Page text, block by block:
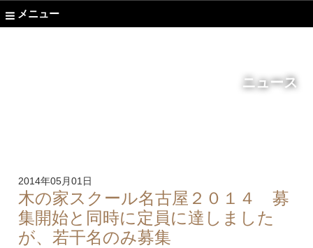
メニュー
ニュース
2014年05月01日
木の家スクール名古屋２０１４ 募
集開始と同時に定員に達しました
が、若干名のみ募集